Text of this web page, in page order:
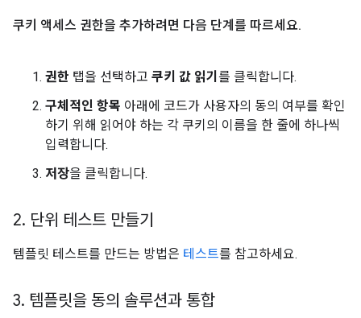
쿠키 액세스 권한을 추가하려면 다음 단계를 따르세요.
권한 탭을 선택하고 쿠키 값 읽기 를 클릭합니다.
구체적인 항목 아래에 코드가 사용자의 동의 여부를 확인
하기 위해 읽어야 하는 각 쿠키의 이름을 한 줄에 하나씩
입력합니다.
저장을 클릭합니다.
2. 단위 테스트 만들기
템플릿 테스트를 만드는 방법은 테스트를 참고하세요.
3. 템플릿을 동의 솔루션과 통합